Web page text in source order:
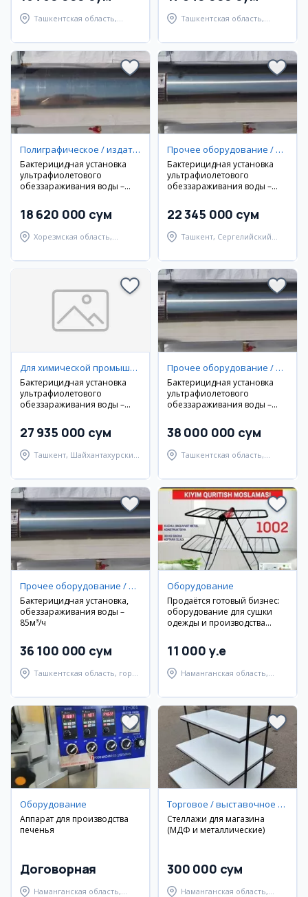
Ташкентская область,
Ташкентская область,
Полиграфическое / издательское оборудование
Бактерицидная установка
ультрафиолетового
обеззараживания воды –
18 620 000 сум
Хорезмская область,
Прочее оборудование / инструменты
Бактерицидная установка
ультрафиолетового
обеззараживания воды –
22 345 000 сум
Ташкент, Сергелийский
Для химической промышленности / фармацевтики / медицины
Бактерицидная установка
ультрафиолетового
обеззараживания воды –
27 935 000 сум
Ташкент, Шайхантахурский
Прочее оборудование / инструменты
Бактерицидная установка
ультрафиолетового
обеззараживания воды –
38 000 000 сум
Ташкентская область,
Прочее оборудование / инструменты
Бактерицидная установка,
обеззараживания воды –
85м³/ч
36 100 000 сум
Ташкентская область, город
Оборудование
Продаётся готовый бизнес:
оборудование для сушки
одежды и производства
11 000 y.e
Наманганская область,
Оборудование
Аппарат для производства
печенья
Договорная
Наманганская область,
Торговое / выставочное оборудование
Стеллажи для магазина
(МДФ и металлические)
300 000 сум
Наманганская область,